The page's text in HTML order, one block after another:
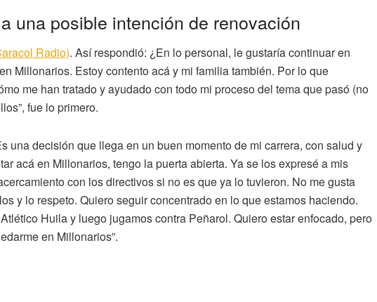
una posible intención de renovación
Radio). Así respondió: ¿En lo personal, le gustaría continuar en
Millonarios. Estoy contento acá y mi familia también. Por lo que
me han tratado y ayudado con todo mi proceso del tema que pasó (no
fue lo primero.
una decisión que llega en un buen momento de mi carrera, con salud y
acá en Millonarios, tengo la puerta abierta. Ya se los expresé a mis
con los directivos si no es que ya lo tuvieron. No me gusta
y lo respeto. Quiero seguir concentrado en lo que estamos haciendo.
Huila y luego jugamos contra Peñarol. Quiero estar enfocado, pero
en Millonarios”.